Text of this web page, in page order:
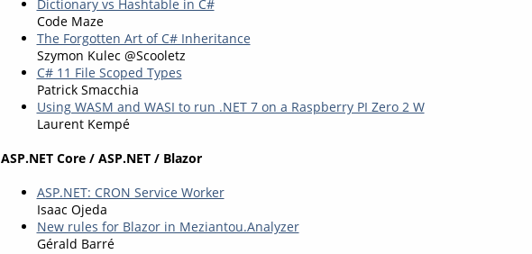
Dictionary vs Hashtable in C#
Code Maze
The Forgotten Art of C# Inheritance
Szymon Kulec @Scooletz
C# 11 File Scoped Types
Patrick Smacchia
Using WASM and WASI to run .NET 7 on a Raspberry PI Zero 2 W
Laurent Kempé
ASP.NET Core / ASP.NET / Blazor
ASP.NET: CRON Service Worker
Isaac Ojeda
New rules for Blazor in Meziantou.Analyzer
Gérald Barré